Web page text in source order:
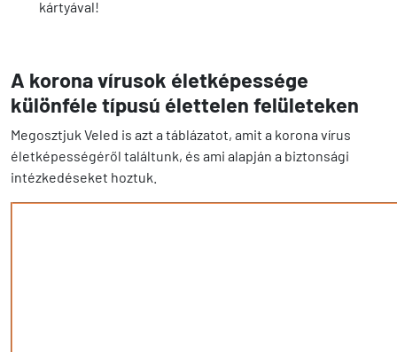
kártyával!
A korona vírusok életképessége
különféle típusú élettelen felületeken
Megosztjuk Veled is azt a táblázatot, amit a korona vírus
életképességéről találtunk, és ami alapján a biztonsági
intézkedéseket hoztuk.